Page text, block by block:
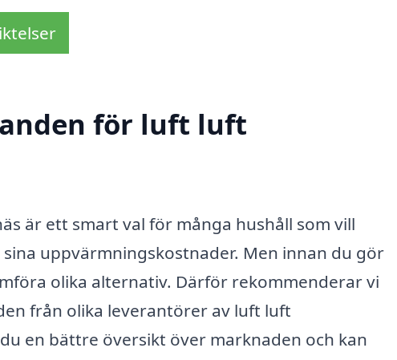
för luft luft
är ett smart val för många hushåll som vill
uppvärmningskostnader. Men innan du gör
olika alternativ. Därför rekommenderar vi
från olika leverantörer av luft luft
en bättre översikt över marknaden och kan